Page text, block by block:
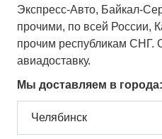
Экспресс-Авто, Байкал-
прочими, по всей России,
прочим республикам СНГ.
авиадоставку.
Мы доставляем в города: